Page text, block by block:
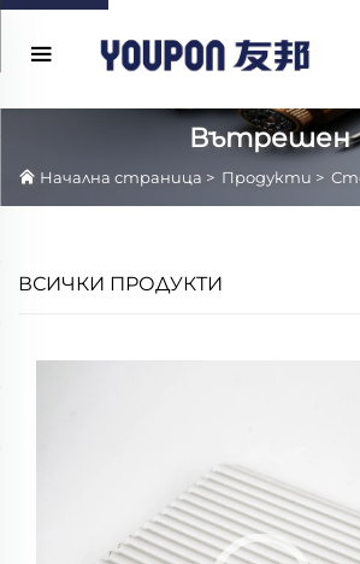
Вътрешен
Начална страница > Продукти >
ВСИЧКИ ПРОДУКТИ